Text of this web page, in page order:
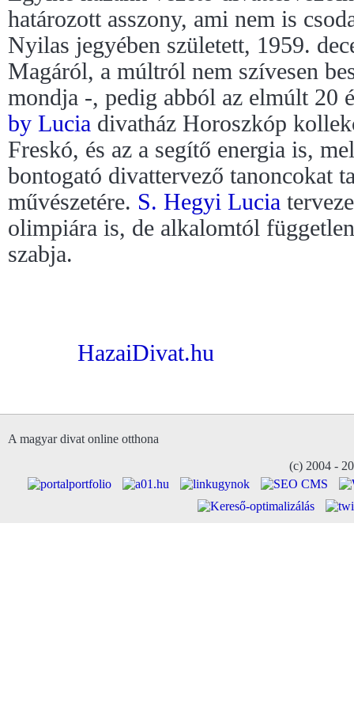
határozott asszony, ami nem is
Nyilas jegyében született, 1959.
Magáról, a múltról nem szívesen
mondja -, pedig abból az elmúlt 20
by Lucia divatház Horoszkóp
Freskó, és az a segítő energia is,
bontogató divattervező tanoncokat
művészetére. S. Hegyi Lucia
olimpiára is, de alkalomtól
szabja.
HazaiDivat.hu
A magyar divat online otthona
(c) 2004 -